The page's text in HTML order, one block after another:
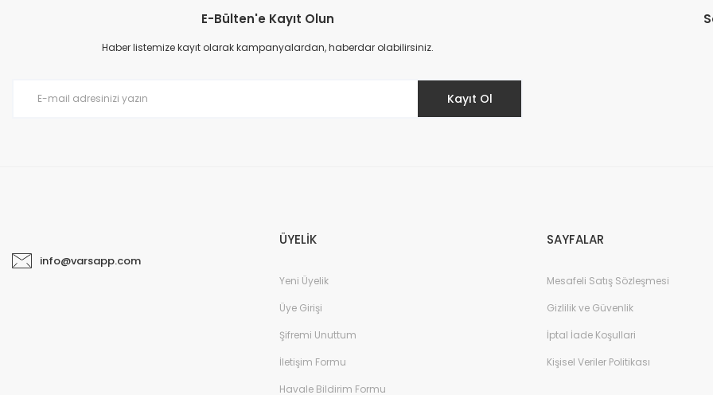
E-Bülten'e Kayıt Olun
Haber listemize kayıt olarak kampanyalardan, haberdar olabilirsiniz.
Kayıt Ol
info@varsapp.com
ÜYELİK
Yeni Üyelik
Üye Girişi
Şifremi Unuttum
İletişim Formu
Havale Bildirim Formu
SAYFALAR
Mesafeli Satış Sözleşmesi
Gizlilik ve Güvenlik
İptal İade Koşullari
Kişisel Veriler Politikası